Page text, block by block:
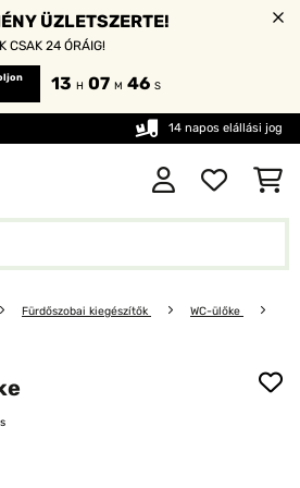
ÜZLETSZERTE!
CSAK 24 ÓRÁIG!
13 H 07 M 46 S
14 napos elállási jog
Fürdőszobai kiegészítők WC-ülőke